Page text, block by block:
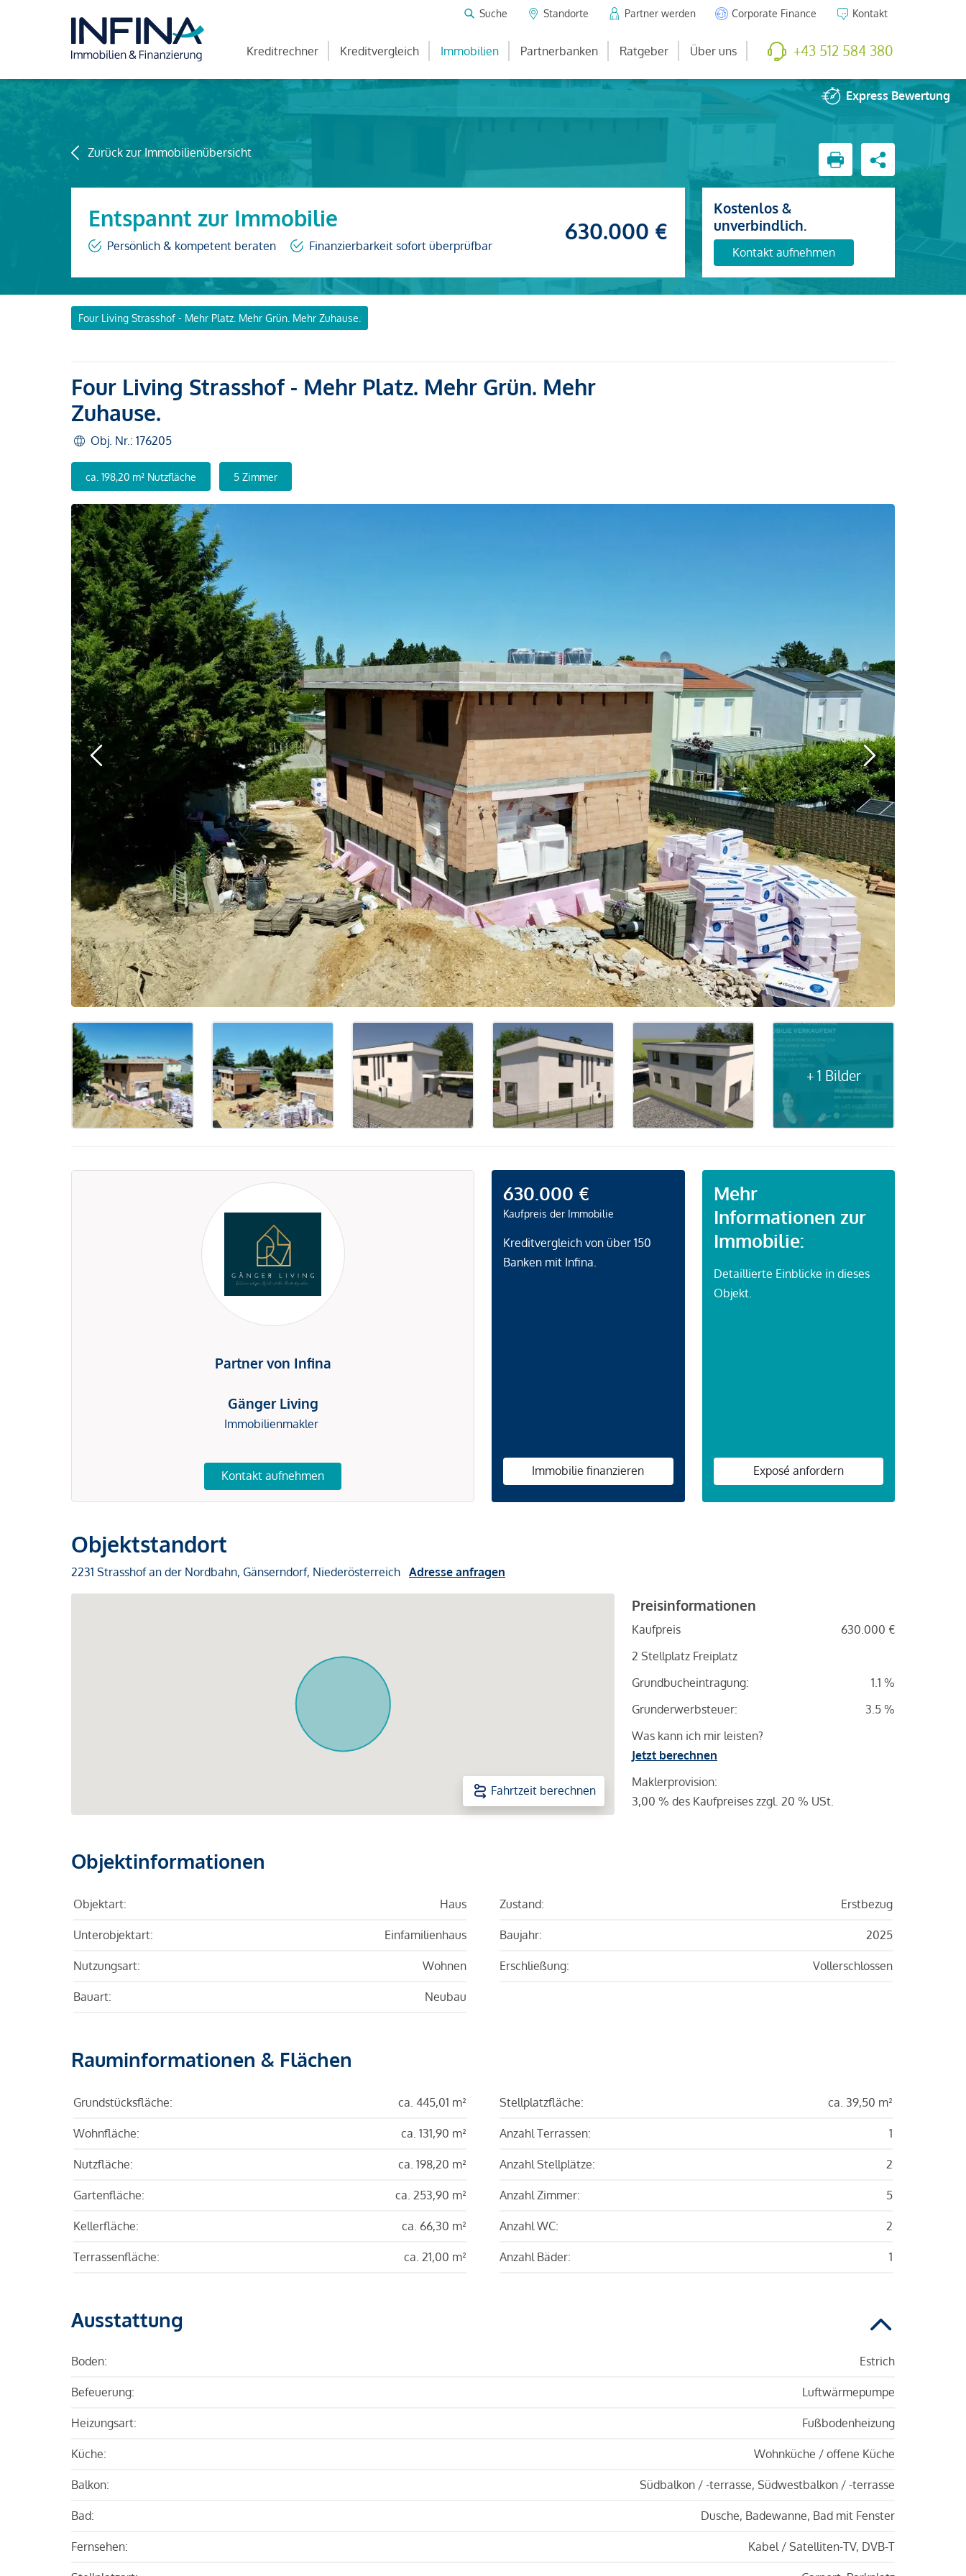
Suche Standorte Partner werden Corporate Finance Kontakt
Kreditrechner Kreditvergleich Immobilien Partnerbanken Ratgeber Über uns +43 512 584 380
Express Bewertung
Zurück zur Immobilienübersicht
Entspannt zur Immobilie
Persönlich & kompetent beraten Finanzierbarkeit sofort überprüfbar
630.000 €
Kostenlos &
unverbindlich.
Kontakt aufnehmen
Four Living Strasshof - Mehr Platz. Mehr Grün. Mehr Zuhause.
+ 1 Bilder
Four Living Strasshof - Mehr Platz. Mehr Grün. Mehr
Zuhause.
Obj. Nr.: 176205
ca. 198,20 m² Nutzfläche 5 Zimmer
Partner von Infina
Gänger Living
Immobilienmakler
Kontakt aufnehmen
630.000 €
Kaufpreis der Immobilie
Kreditvergleich von über 150
Banken mit Infina.
Immobilie finanzieren
Mehr
Informationen zur
Immobilie:
Detaillierte Einblicke in dieses
Objekt.
Exposé anfordern
Objektstandort
2231 Strasshof an der Nordbahn, Gänserndorf, Niederösterreich Adresse anfragen
Fahrtzeit berechnen
Preisinformationen
Kaufpreis
630.000 €
2 Stellplatz Freiplatz
Grundbucheintragung:
1.1 %
Grunderwerbsteuer:
3.5 %
Was kann ich mir leisten?
Jetzt berechnen
Maklerprovision:
3,00 % des Kaufpreises zzgl. 20 % USt.
Objektinformationen
Objektart: Haus
Unterobjektart: Einfamilienhaus
Nutzungsart: Wohnen
Bauart: Neubau
Zustand: Erstbezug
Baujahr: 2025
Erschließung: Vollerschlossen
Rauminformationen & Flächen
Grundstücksfläche: ca. 445,01 m²
Wohnfläche: ca. 131,90 m²
Nutzfläche: ca. 198,20 m²
Gartenfläche: ca. 253,90 m²
Kellerfläche: ca. 66,30 m²
Terrassenfläche: ca. 21,00 m²
Stellplatzfläche: ca. 39,50 m²
Anzahl Terrassen: 1
Anzahl Stellplätze: 2
Anzahl Zimmer: 5
Anzahl WC: 2
Anzahl Bäder: 1
Ausstattung
Boden: Estrich
Befeuerung: Luftwärmepumpe
Heizungsart: Fußbodenheizung
Küche: Wohnküche / offene Küche
Balkon: Südbalkon / -terrasse, Südwestbalkon / -terrasse
Bad: Dusche, Badewanne, Bad mit Fenster
Fernsehen: Kabel / Satelliten-TV, DVB-T